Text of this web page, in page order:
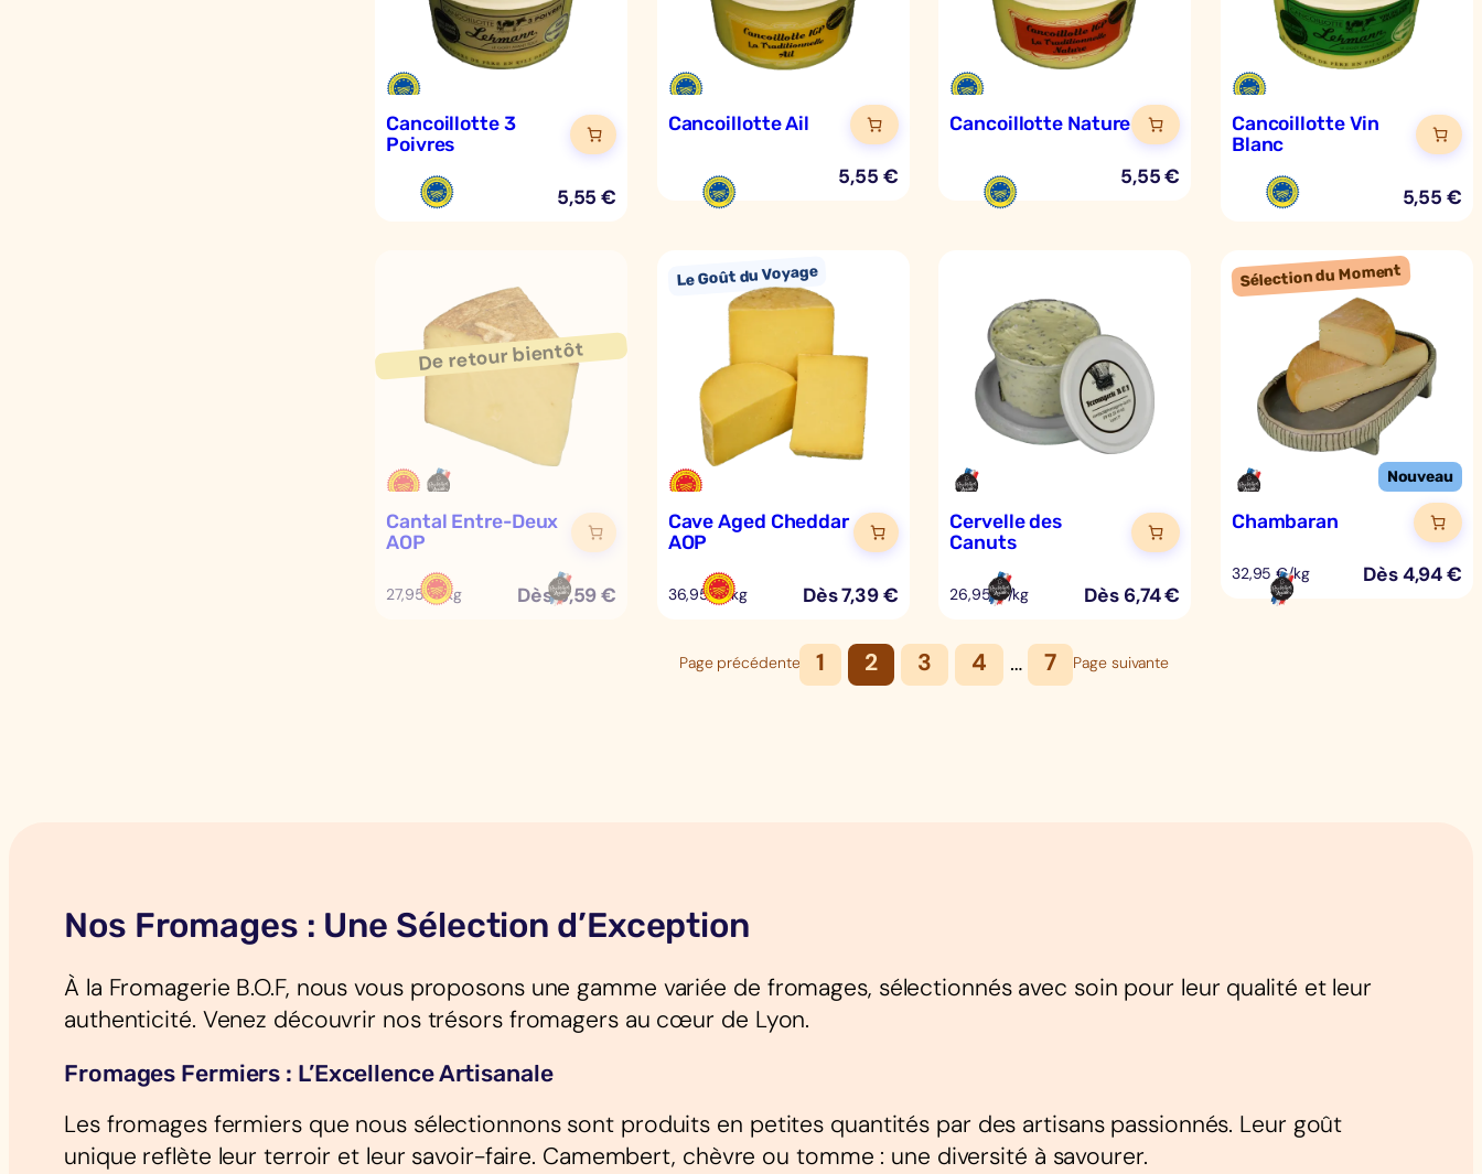
Cancoillotte 3
Poivres
5,55€
Cancoillotte Ail
5,55 €
Cancoillotte Nature
5,55€
Cancoillotte Vin
Blanc
5,55€
Cantal Entre-Deux
AOP
27,95 €/kg Dès5,59€
Cave Aged Cheddar
AOP
36,95 €/kg Dès7,39€
Cervelle des
Canuts
26,95 €/kg Dès 6,74€
Chambaran
32,95 €/kg Dès4,94€
Page précédente 1 2 3 4 … 7 Page suivante
Nos Fromages : Une Sélection d’Exception
À la Fromagerie B.O.F, nous vous proposons une gamme variée de fromages, sélectionnés avec soin pour leur qualité et leur
authenticité. Venez découvrir nos trésors fromagers au cœur de Lyon.
Fromages Fermiers : L’Excellence Artisanale
Les fromages fermiers que nous sélectionnons sont produits en petites quantités par des artisans passionnés. Leur goût
unique reflète leur terroir et leur savoir-faire. Camembert, chèvre ou tomme : une diversité à savourer.